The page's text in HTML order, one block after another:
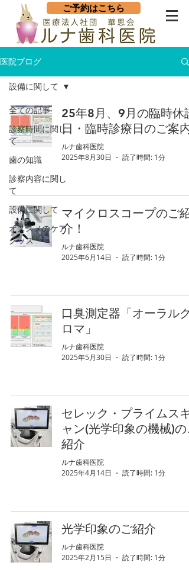
ご予約はこちら
医院ブログ
全ての記事
診察時間に関し
て
歯の知識
診察内容に関し
て
設備に関して
オススメのケア
グッズ
設備に関して
25年8月、9月の臨時休診
日・臨時診療日のご案内
ルナ歯科医院
2025年8月30日
読了時間: 1分
マイクロスコープのご紹
介！
ルナ歯科医院
2025年6月14日
読了時間: 1分
口臭測定器「オーラルク
ロマ」
ルナ歯科医院
2025年5月30日
読了時間: 1分
セレック・プライムスキ
ャン(光学印象の機械)の
紹介
ルナ歯科医院
2025年4月14日
読了時間: 1分
光学印象のご紹介
ルナ歯科医院
2025年2月15日
読了時間: 1分